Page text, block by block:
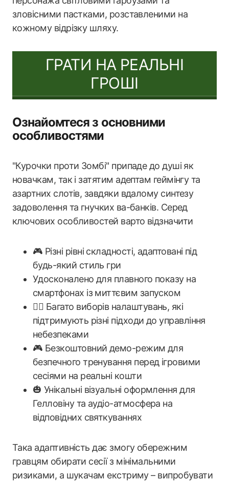
зловісними пастками, розставленими на
кожному відрізку шляху.
ГРАТИ НА РЕАЛЬНІ
ГРОШІ
Ознайомтеся з основними
особливостями
"Курочки проти Зомбі" припаде до душі як
новачкам, так і затятим адептам геймінгу та
азартних слотів, завдяки вдалому синтезу
задоволення та гнучких ва-банків. Серед
ключових особливостей варто відзначити
🎮 Різні рівні складності, адаптовані під
будь-який стиль гри
Удосконалено для плавного показу на
смартфонах із миттєвим запуском
🧟‍♂️ Багато виборів налаштувань, які
підтримують різні підходи до управління
небезпеками
🎮 Безкоштовний демо-режим для
безпечного тренування перед ігровими
сесіями на реальні кошти
🎃 Унікальні візуальні оформлення для
Гелловіну та аудіо-атмосфера на
відповідних святкуваннях
Така адаптивність дає змогу обережним
гравцям обирати сесії з мінімальними
ризиками, а шукачам екстриму – випробувати